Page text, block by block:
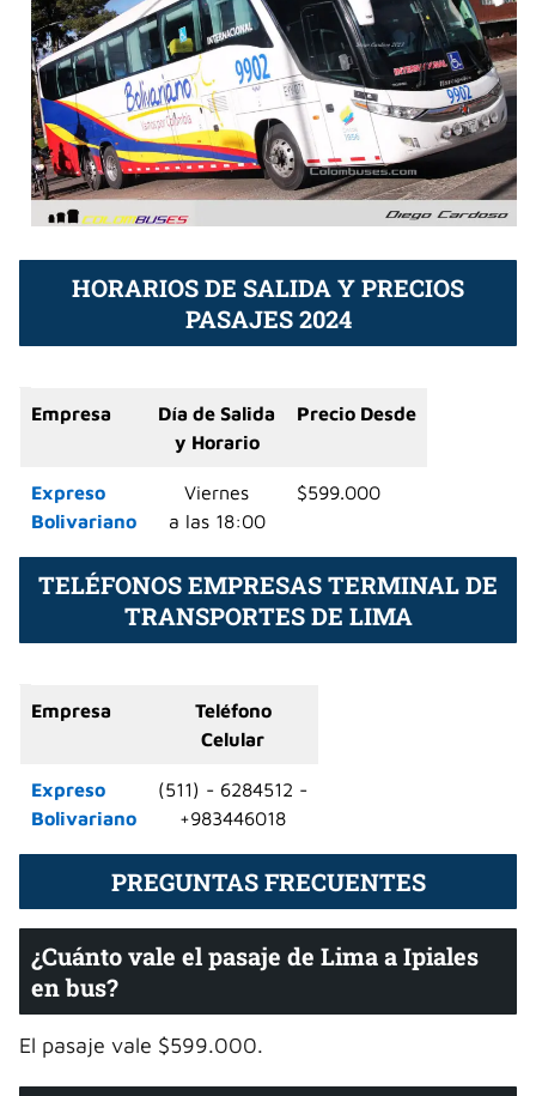
HORARIOS DE SALIDA Y PRECIOS
PASAJES 2024
Empresa
Día de Salida
y Horario
Precio Desde
Expreso
Bolivariano
Viernes
a las 18:00
$599.000
TELÉFONOS EMPRESAS TERMINAL DE
TRANSPORTES DE LIMA
Empresa
Teléfono
Celular
Expreso
Bolivariano
(511) - 6284512 -
+983446018
PREGUNTAS FRECUENTES
¿Cuánto vale el pasaje de Lima a Ipiales
en bus?
El pasaje vale $599.000.